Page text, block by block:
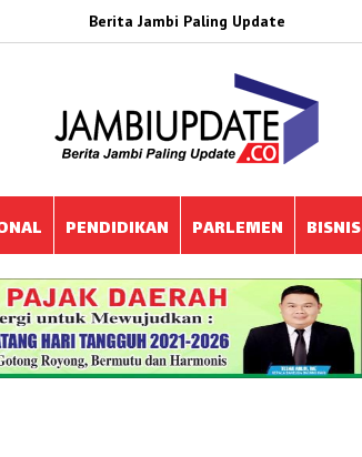
Berita Jambi Paling Update
PENDIDIKAN PARLEMEN BISNIS